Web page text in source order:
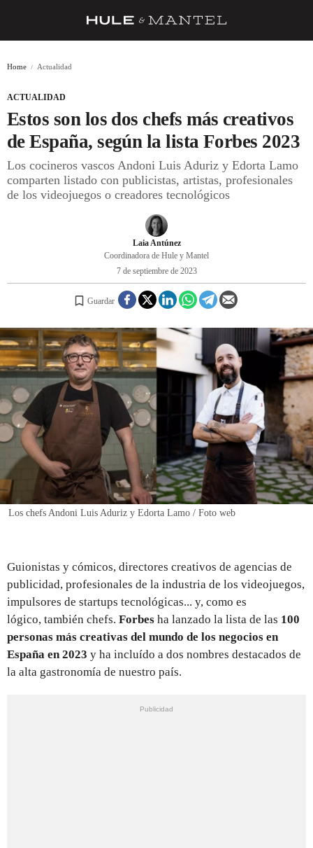
BARRAS Y ESTRELLAS
DÓNDE COMER
ÍDOLOS DE MESAS
REGISTRO
INICIAR SESIÓN
Home Actualidad
ACTUALIDAD
Estos son los dos chefs más creativos
de España, según la lista Forbes 2023
Los cocineros vascos Andoni Luis Aduriz y Edorta Lamo
comparten listado con publicistas, artistas, profesionales
de los videojuegos o creadores tecnológicos
Laia Antúnez
Coordinadora de Hule y Mantel
7 de septiembre de 2023
Guardar
Los chefs Andoni Luis Aduriz y Edorta Lamo / Foto web
Guionistas y cómicos, directores creativos de agencias de
publicidad, profesionales de la industria de los videojuegos,
impulsores de startups tecnológicas... y, como es
lógico, también chefs. Forbes ha lanzado la lista de las 100
personas más creativas del mundo de los negocios en
España en 2023 y ha incluído a dos nombres destacados de
la alta gastronomía de nuestro país.